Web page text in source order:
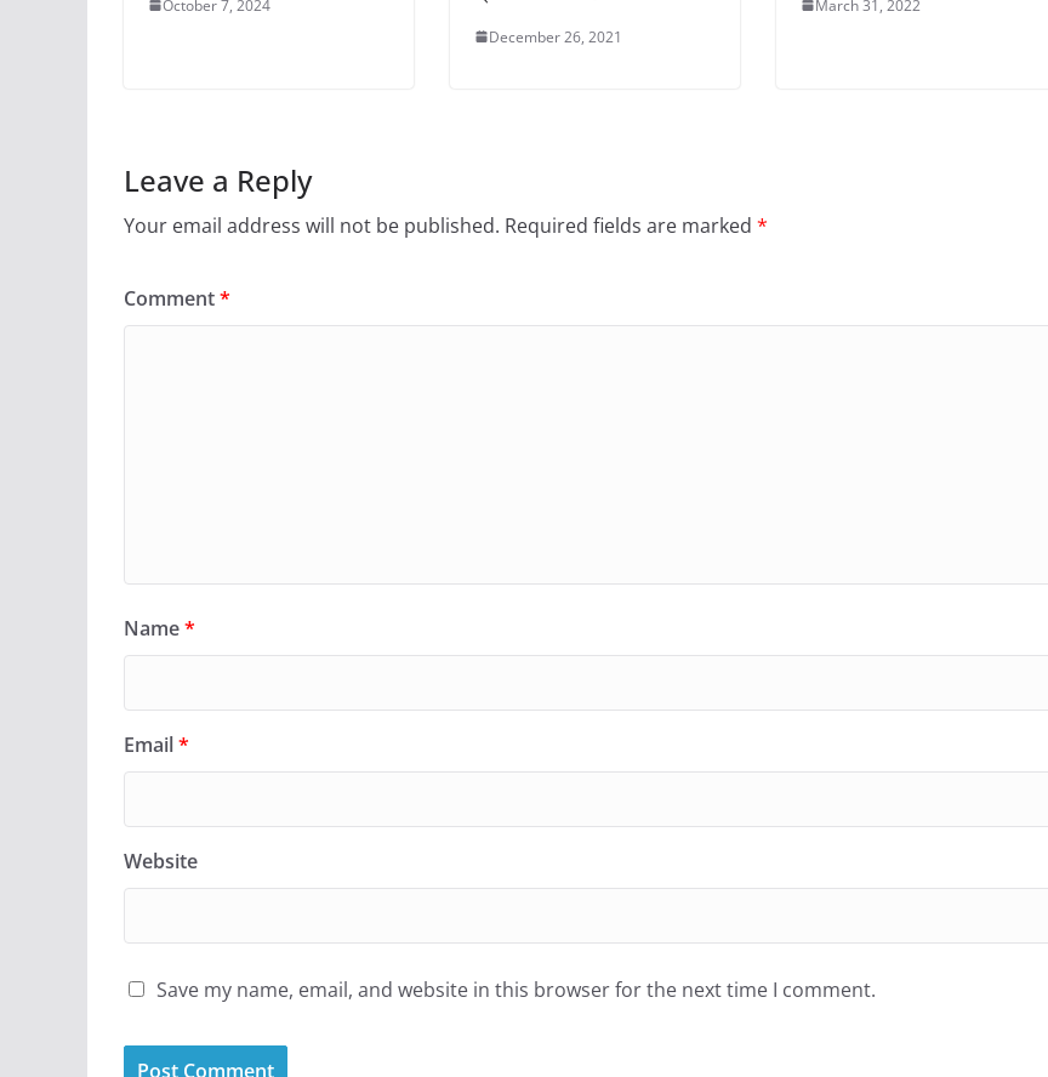
October 7, 2024
December 26, 2021
March 31, 2022
Leave a Reply
Your email address will not be published. Required fields are marked *
Comment*
Name*
Email*
Website
Save my name, email, and website in this browser for the next time I comment.